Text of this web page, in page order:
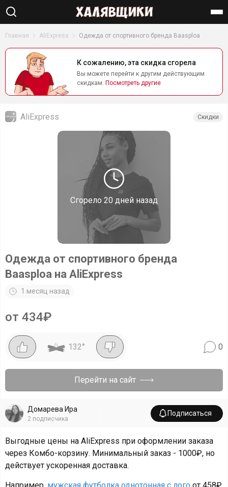
Найти
Главная AliExpress Одежда от спортивного бренда Baasploa
К сожалению, эта скидка сгорела
Вы можете перейти к другим действующим
скидкам. Посмотреть другие
Сгорело 20 дней назад
AliExpress Скидки
Одежда от спортивного бренда
Baasploa на AliExpress
1 месяц назад
от 434₽
132° 0
Перейти на сайт
Домарева Ира
2 подписчика
Подписаться
Выгодные цены на AliExpress при оформлении заказа
через Комбо-корзину. Минимальный заказ - 1000₽, но
действует ускоренная доставка.